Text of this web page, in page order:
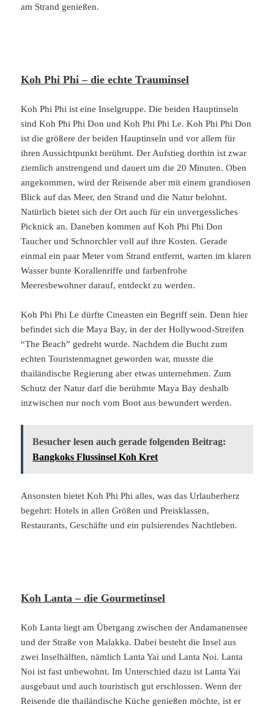
am Strand genießen.
Koh Phi Phi – die echte Trauminsel
Koh Phi Phi ist eine Inselgruppe. Die beiden Hauptinseln
sind Koh Phi Phi Don und Koh Phi Phi Le. Koh Phi Phi Don
ist die größere der beiden Hauptinseln und vor allem für
ihren Aussichtpunkt berühmt. Der Aufstieg dorthin ist zwar
ziemlich anstrengend und dauert um die 20 Minuten. Oben
angekommen, wird der Reisende aber mit einem grandiosen
Blick auf das Meer, den Strand und die Natur belohnt.
Natürlich bietet sich der Ort auch für ein unvergessliches
Picknick an. Daneben kommen auf Koh Phi Phi Don
Taucher und Schnorchler voll auf ihre Kosten. Gerade
einmal ein paar Meter vom Strand entfernt, warten im klaren
Wasser bunte Korallenriffe und farbenfrohe
Meeresbewohner darauf, entdeckt zu werden.
Koh Phi Phi Le dürfte Cineasten ein Begriff sein. Denn hier
befindet sich die Maya Bay, in der der Hollywood-Streifen
“The Beach” gedreht wurde. Nachdem die Bucht zum
echten Touristenmagnet geworden war, musste die
thailändische Regierung aber etwas unternehmen. Zum
Schutz der Natur darf die berühmte Maya Bay deshalb
inzwischen nur noch vom Boot aus bewundert werden.
Besucher lesen auch gerade folgenden Beitrag:
Bangkoks Flussinsel Koh Kret
Ansonsten bietet Koh Phi Phi alles, was das Urlauberherz
begehrt: Hotels in allen Größen und Preisklassen,
Restaurants, Geschäfte und ein pulsierendes Nachtleben.
Koh Lanta – die Gourmetinsel
Koh Lanta liegt am Übergang zwischen der Andamanensee
und der Straße von Malakka. Dabei besteht die Insel aus
zwei Inselhälften, nämlich Lanta Yai und Lanta Noi. Lanta
Noi ist fast unbewohnt. Im Unterschied dazu ist Lanta Yai
ausgebaut und auch touristisch gut erschlossen. Wenn der
Reisende die thailändische Küche genießen möchte, ist er